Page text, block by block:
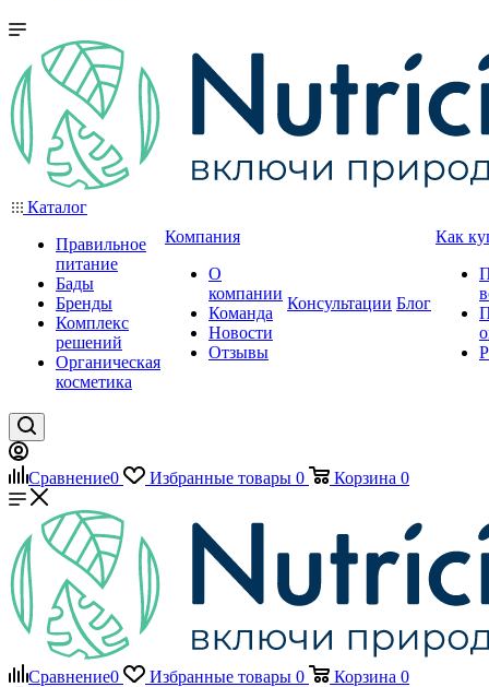
Каталог
Правильное
питание
Бады
Бренды
Комплекс
решений
Органическая
косметика
Компания
О
компании
Команда
Новости
Отзывы
Консультации Блог
Как
Сравнение0 Избранные товары 0 Корзина 0
Сравнение0 Избранные товары 0 Корзина 0